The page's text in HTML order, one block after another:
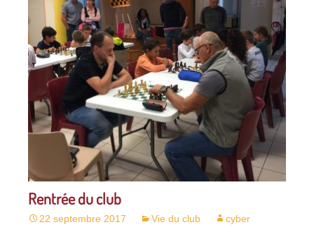
Rentrée du club
22 septembre 2017 Vie du club cyber